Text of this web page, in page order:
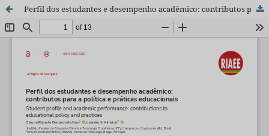
Perfil dos estudantes e desempenho acadêmico: contributos para a política e práticas educacionais